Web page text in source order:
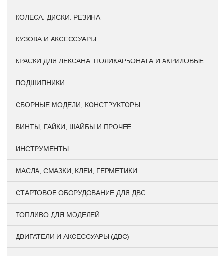
КОЛЕСА, ДИСКИ, РЕЗИНА
КУЗОВА И АКСЕССУАРЫ
КРАСКИ ДЛЯ ЛЕКСАНА, ПОЛИКАРБОНАТА И АКРИЛОВЫЕ
ПОДШИПНИКИ
CБОРНЫЕ МОДЕЛИ, КОНСТРУКТОРЫ
ВИНТЫ, ГАЙКИ, ШАЙБЫ И ПРОЧЕЕ
ИНСТРУМЕНТЫ
МАСЛА, СМАЗКИ, КЛЕИ, ГЕРМЕТИКИ
СТАРТОВОЕ ОБОРУДОВАНИЕ ДЛЯ ДВС
ТОПЛИВО ДЛЯ МОДЕЛЕЙ
ДВИГАТЕЛИ И АКСЕССУАРЫ (ДВС)